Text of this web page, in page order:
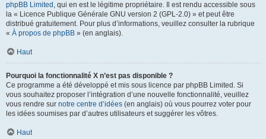
phpBB Limited , qui en est le légitime propriétaire. Il est rendu accessible sous
la « Licence Publique Générale GNU version 2 (GPL-2.0) » et peut être
distribué gratuitement. Pour plus d’informations, veuillez consulter la rubrique
« À propos de phpBB » (en anglais).
Haut
Pourquoi la fonctionnalité X n’est pas disponible ?
Ce programme a été développé et mis sous licence par phpBB Limited. Si
vous souhaitez proposer l’intégration d’une nouvelle fonctionnalité, veuillez
vous rendre sur notre centre d’idées (en anglais) où vous pourrez voter pour
les idées soumises par d’autres utilisateurs et suggérer les vôtres.
Haut